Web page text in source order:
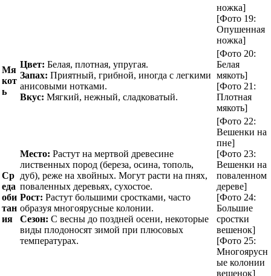
ножка]
[Фото 19:
Опушенная
ножка]
Мя
кот
ь
Цвет: Белая, плотная, упругая.
Запах: Приятный, грибной, иногда с легкими
анисовыми нотками.
Вкус: Мягкий, нежный, сладковатый.
[Фото 20:
Белая
мякоть]
[Фото 21:
Плотная
мякоть]
Ср
еда
оби
тан
ия
Место: Растут на мертвой древесине
лиственных пород (береза, осина, тополь,
дуб), реже на хвойных. Могут расти на пнях,
поваленных деревьях, сухостое.
Рост: Растут большими сростками, часто
образуя многоярусные колонии.
Сезон: С весны до поздней осени, некоторые
виды плодоносят зимой при плюсовых
температурах.
[Фото 22:
Вешенки на
пне]
[Фото 23:
Вешенки на
поваленном
дереве]
[Фото 24:
Большие
сростки
вешенок]
[Фото 25:
Многоярусн
ые колонии
вешенок]